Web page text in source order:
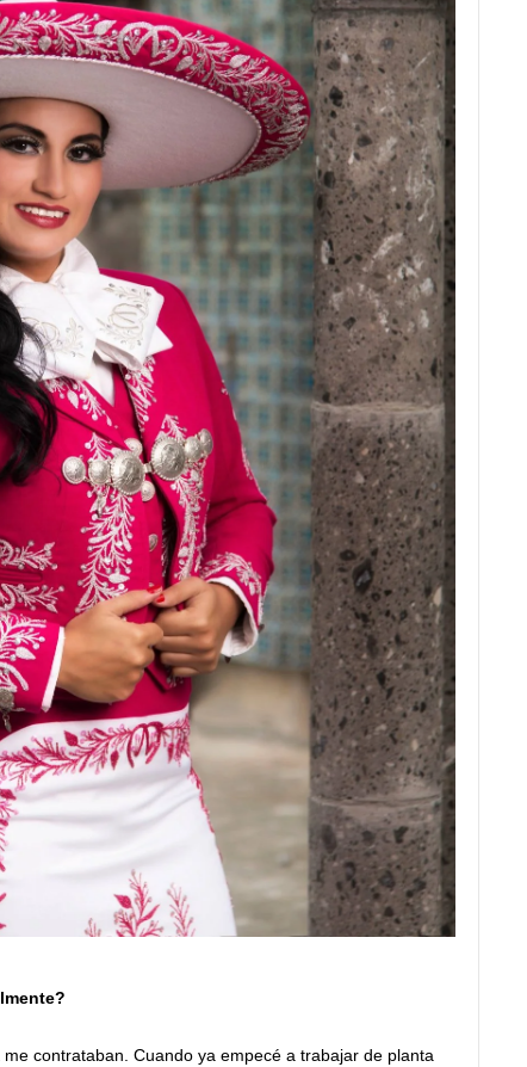
contrataban. Cuando ya empecé a trabajar de planta